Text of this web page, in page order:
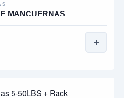
MANCUERNAS